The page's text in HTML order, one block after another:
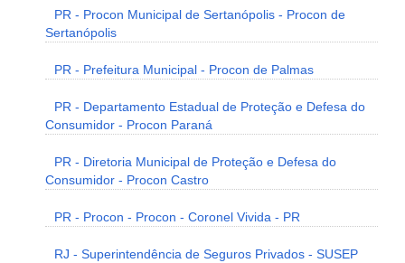
PR - Procon Municipal de Sertanópolis - Procon de
Sertanópolis
PR - Prefeitura Municipal - Procon de Palmas
PR - Departamento Estadual de Proteção e Defesa do
Consumidor - Procon Paraná
PR - Diretoria Municipal de Proteção e Defesa do
Consumidor - Procon Castro
PR - Procon - Procon - Coronel Vivida - PR
RJ - Superintendência de Seguros Privados - SUSEP